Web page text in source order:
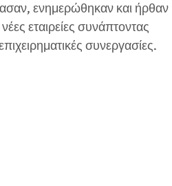
ενημερώθηκαν και ήρθαν
εταιρείες συνάπτοντας
συνεργασίες.